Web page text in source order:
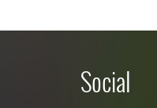
Social